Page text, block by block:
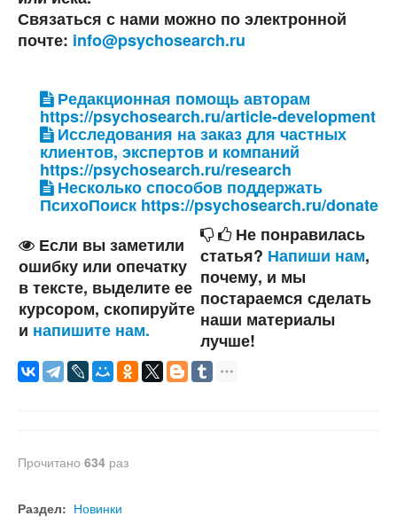
Связаться с нами можно по электронной
почте: info@psychosearch.ru
Редакционная помощь авторам
https://psychosearch.ru/article-development
Исследования на заказ для частных
клиентов, экспертов и компаний
https://psychosearch.ru/research
Несколько способов поддержать
ПсихоПоиск https://psychosearch.ru/donate
Если вы заметили
ошибку или опечатку
в тексте, выделите ее
курсором, скопируйте
и напишите нам.
Не понравилась
статья? Напиши нам,
почему, и мы
постараемся сделать
наши материалы
лучше!
Прочитано 634 раз
Раздел: Новинки